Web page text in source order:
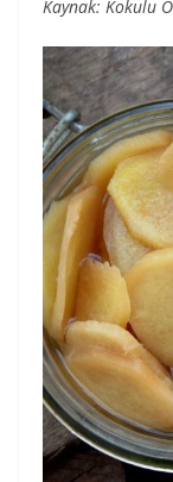
Kaynak: Kokulu